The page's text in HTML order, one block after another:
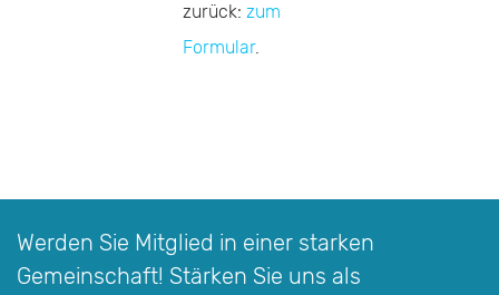
zurück:zum
Formular.
Werden Sie Mitglied in einer starken
Gemeinschaft! Stärken Sie uns als